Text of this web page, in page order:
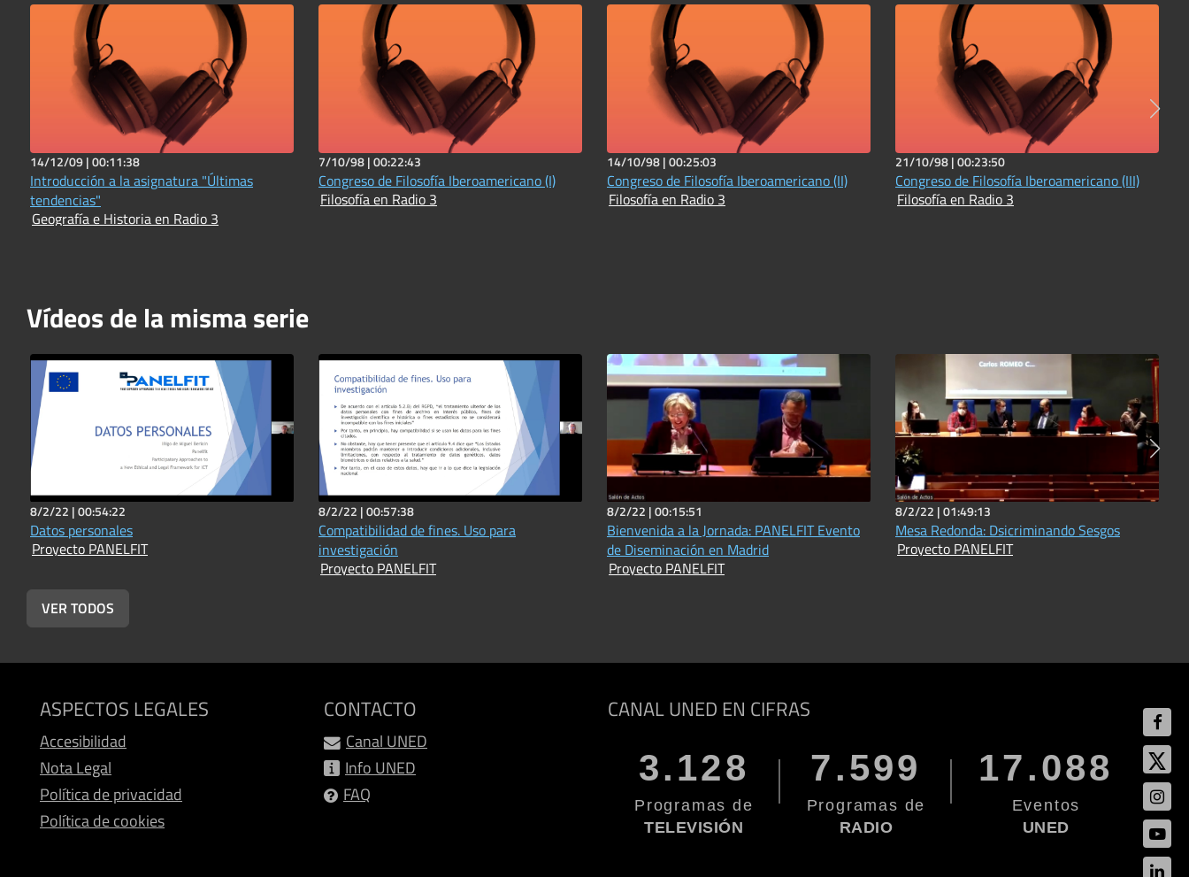
14/12/09 |00:11:38
Introducción a la asignatura "Últimas
tendencias"
Geografía e Historia en Radio 3
7/10/98 |00:22:43
Congreso de Filosofía Iberoamericano (I)
Filosofía en Radio 3
14/10/98 |00:25:03
Congreso de Filosofía Iberoamericano (II)
Filosofía en Radio 3
21/10/98 |00:23:50
Congreso de Filosofía Iberoamericano (III)
Filosofía en Radio 3
Vídeos de la misma serie
8/2/22 |00:54:22
Datos personales
Proyecto PANELFIT
8/2/22 |00:57:38
Compatibilidad de fines. Uso para
investigación
Proyecto PANELFIT
8/2/22 |00:15:51
Bienvenida a la Jornada: PANELFIT Evento
de Diseminación en Madrid
Proyecto PANELFIT
8/2/22 |01:49:13
Mesa Redonda: Dsicriminando Sesgos
Proyecto PANELFIT
VER TODOS
ASPECTOS LEGALES
Accesibilidad
Nota Legal
Política de privacidad
Política de cookies
CONTACTO
Canal UNED
Info UNED
FAQ
CANAL UNED EN CIFRAS
3.128
Programas de
TELEVISIÓN
7.599
Programas de
RADIO
17.088
Eventos
UNED